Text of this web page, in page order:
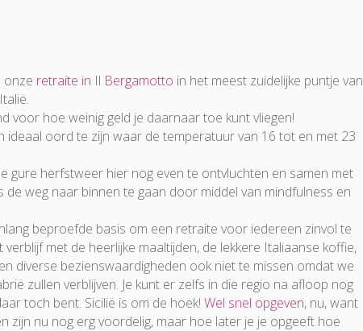
onze retraite in Il Bergamotto in het meest zuidelijke puntje van
voor hoe weinig geld je daarnaar toe kunt vliegen!
ideaal oord te zijn waar de temperatuur van 16 tot en met 23
gure herfstweer hier nog even te ontvluchten en samen met
weg naar binnen te gaan door middel van mindfulness en
beproefde basis om een retraite voor iedereen zinvol te
verblijf met de heerlijke maaltijden, de lekkere Italiaanse koffie,
diverse bezienswaardigheden ook niet te missen omdat we
zullen verblijven. Je kunt er zelfs in die regio na afloop nog
toch bent. Sicilië is om de hoek! Wel snel opgeven, nu, want
zijn nu nog erg voordelig, maar hoe later je je opgeeft hoe